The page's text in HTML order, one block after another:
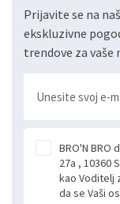
Prijavite se na
ekskluzivne
trendove za vaše
BRO'N BRO
27a , 10360
kao Voditelj
da se Vaši